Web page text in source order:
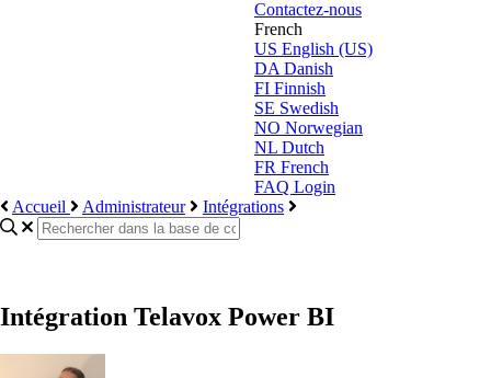
Contactez-nous
French
US English (US)
DA Danish
FI Finnish
SE Swedish
NO Norwegian
NL Dutch
FR French
FAQ Login
Accueil
Administrateur Intégrations
Intégration Telavox Power BI